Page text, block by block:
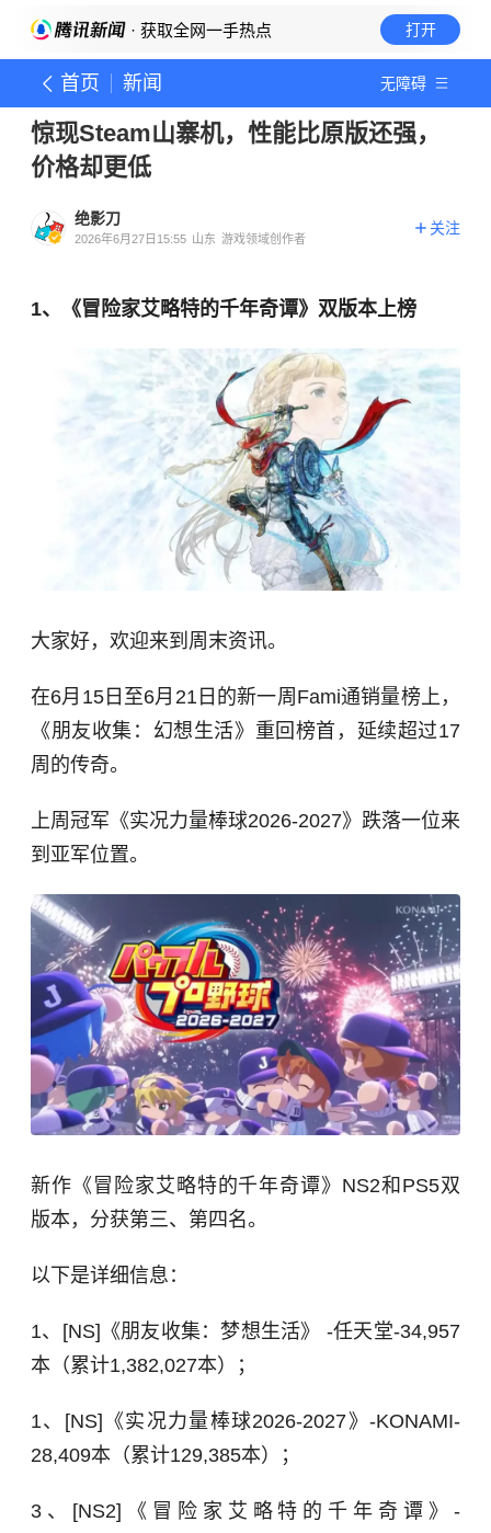
· 获取全网一手热点 打开
首页 新闻 无障碍
惊现Steam山寨机，性能比原版还强，
价格却更低
绝影刀
2026年6月27日15:55 山东 游戏领域创作者
关注
1、《冒险家艾略特的千年奇谭》双版本上榜
大家好，欢迎来到周末资讯。
在6月15日至6月21日的新一周Fami通销量榜上，
《朋友收集：幻想生活》重回榜首，延续超过17
周的传奇。
上周冠军《实况力量棒球2026-2027》跌落一位来
到亚军位置。
新作《冒险家艾略特的千年奇谭》NS2和PS5双
版本，分获第三、第四名。
以下是详细信息：
1、[NS]《朋友收集：梦想生活》 -任天堂-34,957
本（累计1,382,027本）；
1、[NS]《实况力量棒球2026-2027》-KONAMI-
28,409本（累计129,385本）；
3、[NS2]《冒险家艾略特的千年奇谭》-